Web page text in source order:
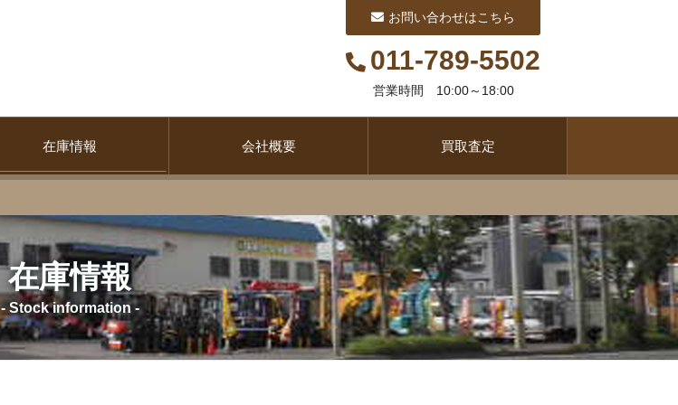
お問い合わせはこちら
011-789-5502
営業時間 10:00～18:00
在庫情報 会社概要 買取査定
在庫情報
- Stock information -